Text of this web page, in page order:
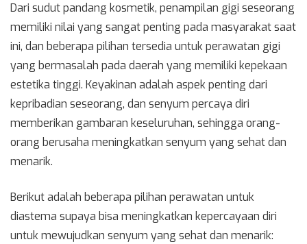
Dari sudut pandang kosmetik, penampilan gigi seseorang
memiliki nilai yang sangat penting pada masyarakat saat
ini, dan beberapa pilihan tersedia untuk perawatan gigi
yang bermasalah pada daerah yang memiliki kepekaan
estetika tinggi. Keyakinan adalah aspek penting dari
kepribadian seseorang, dan senyum percaya diri
memberikan gambaran keseluruhan, sehingga orang-
orang berusaha meningkatkan senyum yang sehat dan
menarik.
Berikut adalah beberapa pilihan perawatan untuk
diastema supaya bisa meningkatkan kepercayaan diri
untuk mewujudkan senyum yang sehat dan menarik: